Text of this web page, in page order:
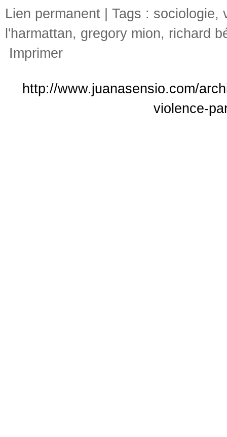
Lien permanent | Tags : sociologie,
l'harmattan, gregory mion, richard
Imprimer
http://www.juanasensio.com/
violence-